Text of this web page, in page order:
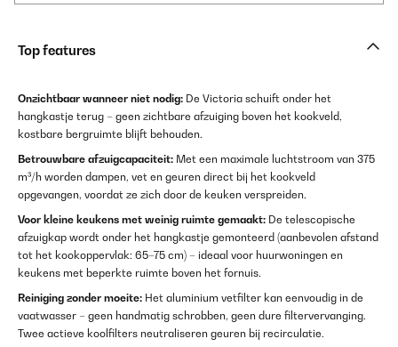
Top features
Onzichtbaar wanneer niet nodig: De Victoria schuift onder het
hangkastje terug – geen zichtbare afzuiging boven het kookveld,
kostbare bergruimte blijft behouden.
Betrouwbare afzuigcapaciteit: Met een maximale luchtstroom van 375
m³/h worden dampen, vet en geuren direct bij het kookveld
opgevangen, voordat ze zich door de keuken verspreiden.
Voor kleine keukens met weinig ruimte gemaakt: De telescopische
afzuigkap wordt onder het hangkastje gemonteerd (aanbevolen afstand
tot het kookoppervlak: 65–75 cm) – ideaal voor huurwoningen en
keukens met beperkte ruimte boven het fornuis.
Reiniging zonder moeite: Het aluminium vetfilter kan eenvoudig in de
vaatwasser – geen handmatig schrobben, geen dure filtervervanging.
Twee actieve koolfilters neutraliseren geuren bij recirculatie.